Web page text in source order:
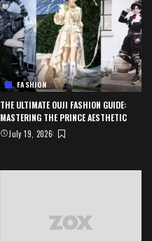
FASHION
THE ULTIMATE OUJI FASHION GUIDE:
MASTERING THE PRINCE AESTHETIC
July 19, 2026